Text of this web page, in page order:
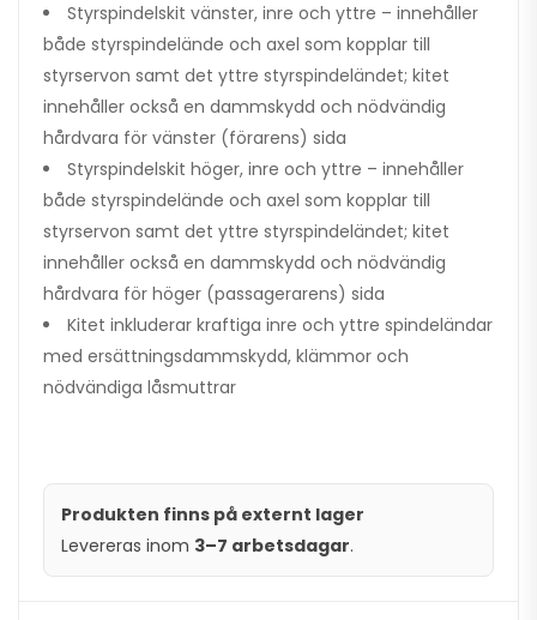
Styrspindelskit vänster, inre och yttre – innehåller
både styrspindelände och axel som kopplar till
styrservon samt det yttre styrspindeländet; kitet
innehåller också en dammskydd och nödvändig
hårdvara för vänster (förarens) sida
Styrspindelskit höger, inre och yttre – innehåller
både styrspindelände och axel som kopplar till
styrservon samt det yttre styrspindeländet; kitet
innehåller också en dammskydd och nödvändig
hårdvara för höger (passagerarens) sida
Kitet inkluderar kraftiga inre och yttre spindeländar
med ersättningsdammskydd, klämmor och
nödvändiga låsmuttrar
Produkten finns på externt lager
Levereras inom 3–7 arbetsdagar.